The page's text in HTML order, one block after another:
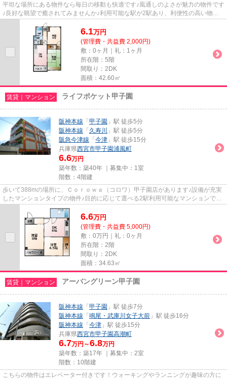
平坦な場所にある物件なら毎日の移動も快適です♪風通しのよさが魅力の物件です
♪良好な眺望で癒されてみませんか♪利用可能な駅が2駅あり、利便性の高い物件
です♪西宮市エリアと阪神本線...
6.1万円
(管理費・共益費 2,000円)
敷：0ヶ月｜礼：1ヶ月
所在階：5階
間取り：2DK
面積：42.60㎡
賃貸｜マンション ライフポケット甲子園
阪神本線 「 甲子園 」駅 徒歩5分
阪神本線 「 久寿川
」駅 徒歩5分
阪急今津線 「 今津 」駅 徒歩15分
兵庫県西宮市甲子園浦風町
6.6万円
築年数：築40年 ｜募集中： 1室
階数：4階建
歩いて388mの場所に、Ｃｏｒｏｗａ（コロワ）甲子園店があります♪設備が充実
したマンションタイプの物件♪目的に応じて選べる2駅利用可能なマンションです
♪徒歩5分で駅にアクセス可能な...
6.6万円
(管理費・共益費 5,000円)
敷：0万円｜礼：0ヶ月
所在階：2階
間取り：2DK
面積：34.63㎡
賃貸｜マンション アーバングリーン甲子園
阪神本線 「 甲子園 」駅 徒歩7分
阪神本線 「 鳴尾・武庫川女子大前 」駅 徒歩16分
阪神本線 「 今津 」駅 徒歩15分
兵庫県西宮市甲子園高潮町
6.7万円～6.8万円
築年数：築17年 ｜募集中： 2室
階数：10階建
こちらの物件はエレベーター付きです！ウォーキングやランニングが趣味の方に